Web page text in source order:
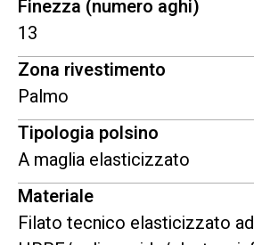
Finezza (numero aghi)
13
Zona rivestimento
Palmo
Tipologia polsino
A maglia elasticizzato
Materiale
Filato tecnico elasticizzato